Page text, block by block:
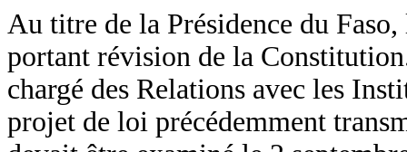
Au titre de la Présidence du
portant révision de la
chargé des Relations avec les
projet de loi précédemment